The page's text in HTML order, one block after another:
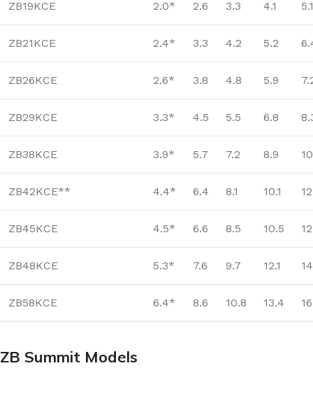
ZB19KCE 2.0* 2.6 3.3 4.1 5.1
ZB21KCE 2.4* 3.3 4.2 5.2
ZB26KCE 2.6* 3.8 4.8 5.9
ZB29KCE 3.3* 4.5 5.5 6.8
ZB38KCE 3.9* 5.7 7.2 8.9
ZB42KCE** 4.4* 6.4 8.1 10.1
ZB45KCE 4.5* 6.6 8.5 10.5
ZB48KCE 5.3* 7.6 9.7 12.1
ZB58KCE 6.4* 8.6 10.8 13.4
ZB Summit Models